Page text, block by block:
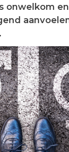
onwelkom en